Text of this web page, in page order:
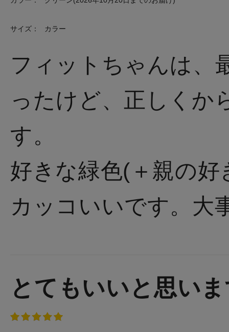
サイズ： カラー
フィットちゃんは、
ったけど、正しくか
す。
好きな緑色(＋親の
カッコいいです。大
とてもいいと思い